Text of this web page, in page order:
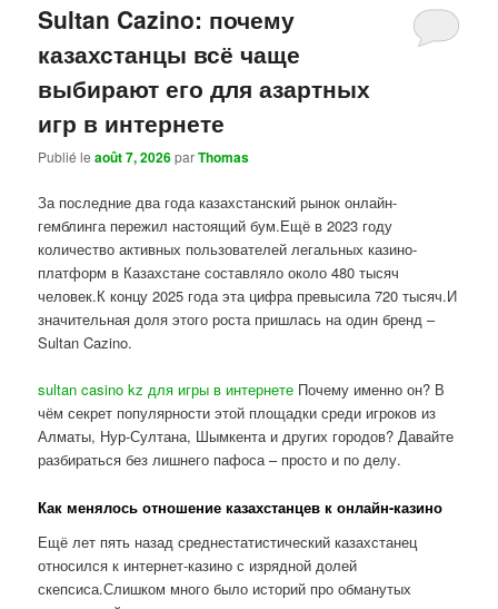
Sultan Cazino: почему
казахстанцы всё чаще
выбирают его для азартных
игр в интернете
Publié leaoût 7, 2026parThomas
За последние два года казахстанский рынок онлайн-
гемблинга пережил настоящий бум.Ещё в 2023 году
количество активных пользователей легальных казино-
платформ в Казахстане составляло около 480 тысяч
человек.К концу 2025 года эта цифра превысила 720 тысяч.И
значительная доля этого роста пришлась на один бренд –
Sultan Cazino.
sultan casino kz для игры в интернете Почему именно он? В
чём секрет популярности этой площадки среди игроков из
Алматы, Нур-Султана, Шымкента и других городов? Давайте
разбираться без лишнего пафоса – просто и по делу.
Как менялось отношение казахстанцев к онлайн-казино
Ещё лет пять назад среднестатистический казахстанец
относился к интернет-казино с изрядной долей
скепсиса.Слишком много было историй про обманутых